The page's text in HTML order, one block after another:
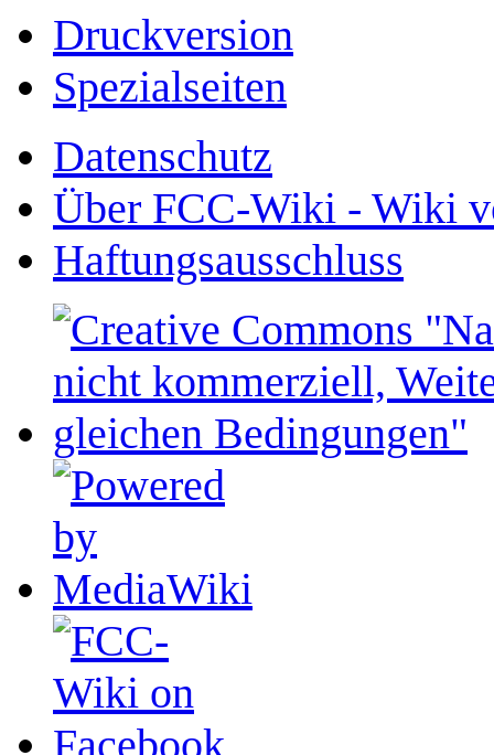
Druckversion
Spezialseiten
Datenschutz
Über FCC-Wiki - Wiki
Haftungsausschluss